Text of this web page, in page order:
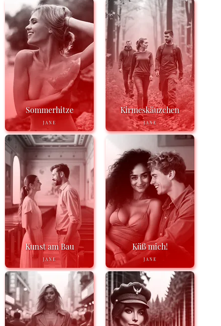
Sommerhitze
JANE
Kirmeskäuzchen
JANE
Kunst am Bau
JANE
Küß mich!
JANE